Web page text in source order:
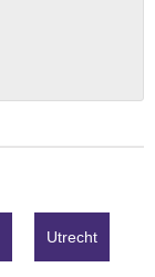
Utrecht